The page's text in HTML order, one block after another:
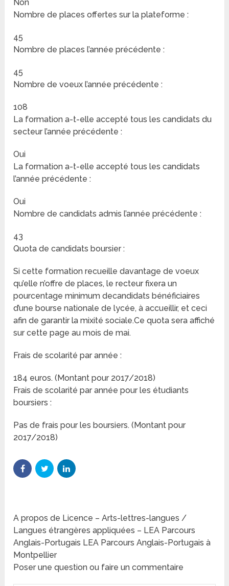
Non
Nombre de places offertes sur la plateforme :
45
Nombre de places l’année précédente :
45
Nombre de voeux l’année précédente :
108
La formation a-t-elle accepté tous les candidats du
secteur l’année précédente :
Oui
La formation a-t-elle accepté tous les candidats
l’année précédente :
Oui
Nombre de candidats admis l’année précédente :
43
Quota de candidats boursier :
Si cette formation recueille davantage de voeux
qu’elle n’offre de places, le recteur fixera un
pourcentage minimum decandidats bénéficiaires
d’une bourse nationale de lycée, à accueillir, et ceci
afin de garantir la mixité sociale.Ce quota sera affiché
sur cette page au mois de mai.
Frais de scolarité par année :
184 euros. (Montant pour 2017/2018)
Frais de scolarité par année pour les étudiants
boursiers :
Pas de frais pour les boursiers. (Montant pour
2017/2018)
A propos de Licence – Arts-lettres-langues /
Langues étrangères appliquées – LEA Parcours
Anglais-Portugais LEA Parcours Anglais-Portugais à
Montpellier
Poser une question ou faire un commentaire